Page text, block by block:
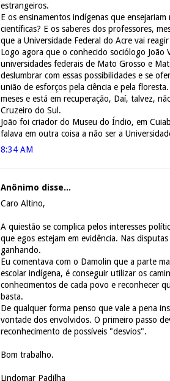
estrangeiros.
E os ensinamentos indígenas que
científicas? E os saberes dos professores,
que a Universidade Federal do Acre vai
Logo agora que o conhecido sociólogo João
universidades federais de Mato Grosso e
deslumbrar com essas possibilidades e se
união de esforços pela ciência e pela
meses e está em recuperação, Daí, talvez,
Cruzeiro do Sul.
João foi criador do Museu do Índio, em
falava em outra coisa a não ser a
8:34 AM
Anônimo disse...
Caro Altino,
A quiestão se complica pelos interesses
que egos estejam em evidência. Nas
ganhando.
Eu comentava com o Damolin que a parte
escolar indígena, é conseguir utilizar os
conhecimentos de cada povo e reconhecer
basta.
De qualquer forma penso que vale a pena
vontade dos envolvidos. O primeiro passo
reconhecimento de possíveis "desvios".
Bom trabalho.
Lindomar Padilha